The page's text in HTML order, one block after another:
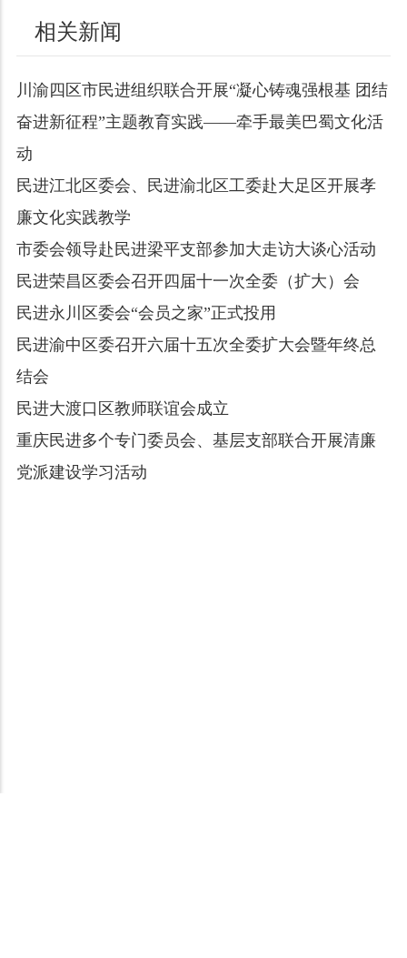
相关新闻
川渝四区市民进组织联合开展“凝心铸魂强根基 团结
奋进新征程”主题教育实践——牵手最美巴蜀文化活
动
民进江北区委会、民进渝北区工委赴大足区开展孝
廉文化实践教学
市委会领导赴民进梁平支部参加大走访大谈心活动
民进荣昌区委会召开四届十一次全委（扩大）会
民进永川区委会“会员之家”正式投用
民进渝中区委召开六届十五次全委扩大会暨年终总
结会
民进大渡口区教师联谊会成立
重庆民进多个专门委员会、基层支部联合开展清廉
党派建设学习活动